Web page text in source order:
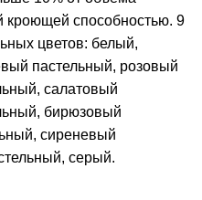
кроющей способностью. 9
цветов: белый,
пастельный, розовый
салатовый
бирюзовый
сиреневый
серый.